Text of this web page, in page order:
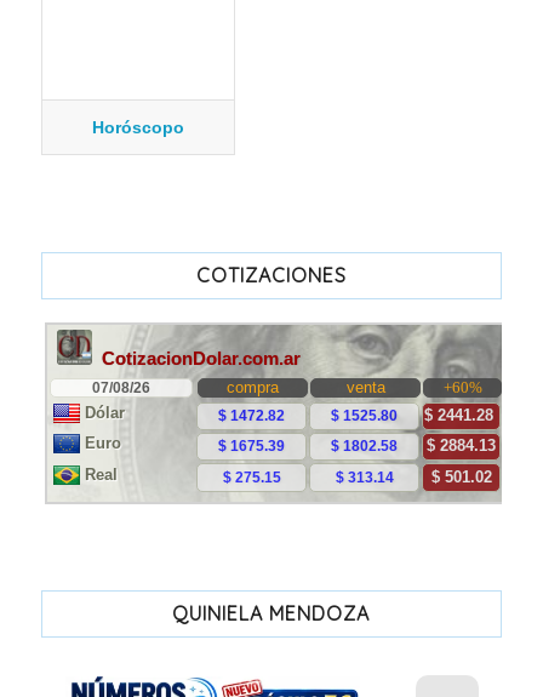
Horóscopo
COTIZACIONES
QUINIELA MENDOZA